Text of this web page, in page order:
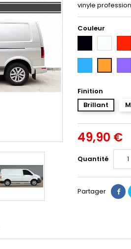
vinyle
Couleur
Intense
Finition
Brillant
49,90 €
Quantité
Partager